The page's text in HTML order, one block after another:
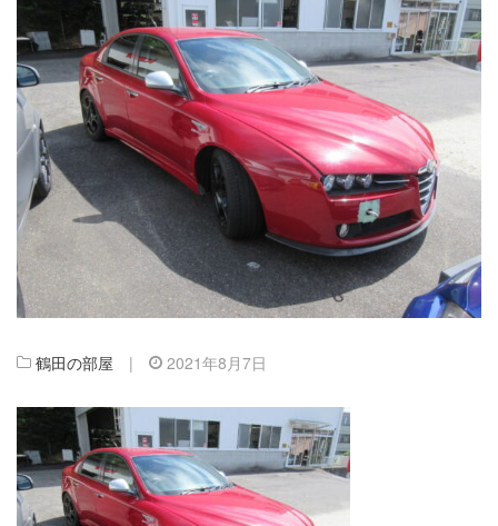
鶴田の部屋 | 2021年8月7日